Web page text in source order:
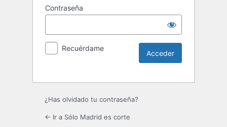
Contraseña
Recuérdame
¿Has olvidado tu contraseña?
← Ir a Sólo Madrid es corte